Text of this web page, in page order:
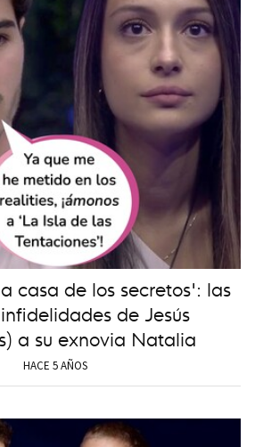
casa de los secretos': las
de Jesús
a su exnovia Natalia
HACE 5 AÑOS